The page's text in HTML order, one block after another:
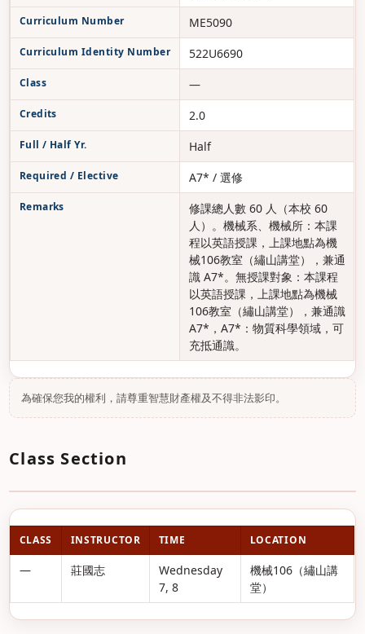
Curriculum Number ME5090
Curriculum Identity Number 522U6690
Class —
Credits 2.0
Full / Half Yr. Half
Required / Elective A7* / 選修
Remarks
修課總人數 60 人（本校 60
人）。機械系、機械所：本課
程以英語授課，上課地點為機
械106教室（繡山講堂），兼通
識 A7*。無授課對象：本課程
以英語授課，上課地點為機械
106教室（繡山講堂），兼通識
A7*，A7*：物質科學領域，可
充抵通識。
為確保您我的權利，請尊重智慧財產權及不得非法影印。
Class Section
CLASS INSTRUCTOR TIME LOCATION
— 莊國志
Wednesday
7, 8
機械106（繡山講
堂）